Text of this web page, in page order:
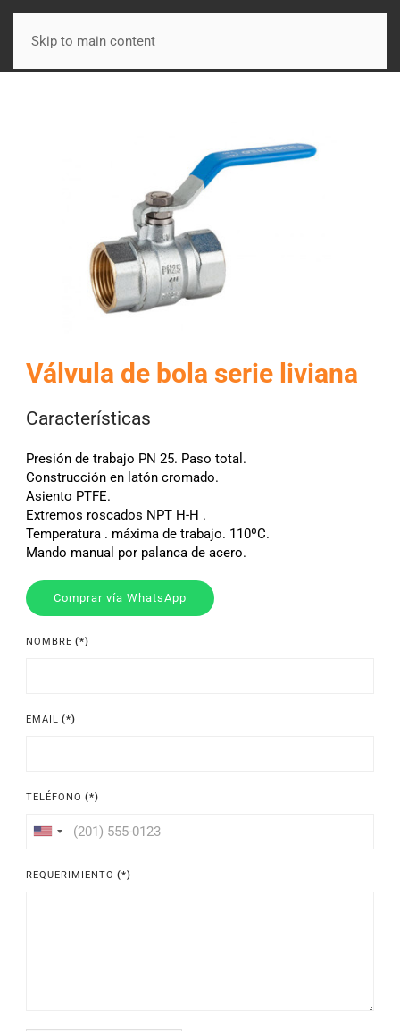
Skip to main content
Válvula de bola serie liviana
Características
Presión de trabajo PN 25. Paso total.
Construcción en latón cromado.
Asiento PTFE.
Extremos roscados NPT H-H .
Temperatura . máxima de trabajo. 110ºC.
Mando manual por palanca de acero.
Comprar vía WhatsApp
NOMBRE (*)
EMAIL (*)
TELÉFONO (*)
United
+1
REQUERIMIENTO (*)